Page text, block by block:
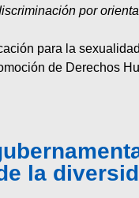
por
para la
de Derechos
la